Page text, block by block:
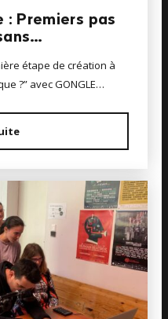
Premiers pas
étape de création à
?” avec GONGLE…